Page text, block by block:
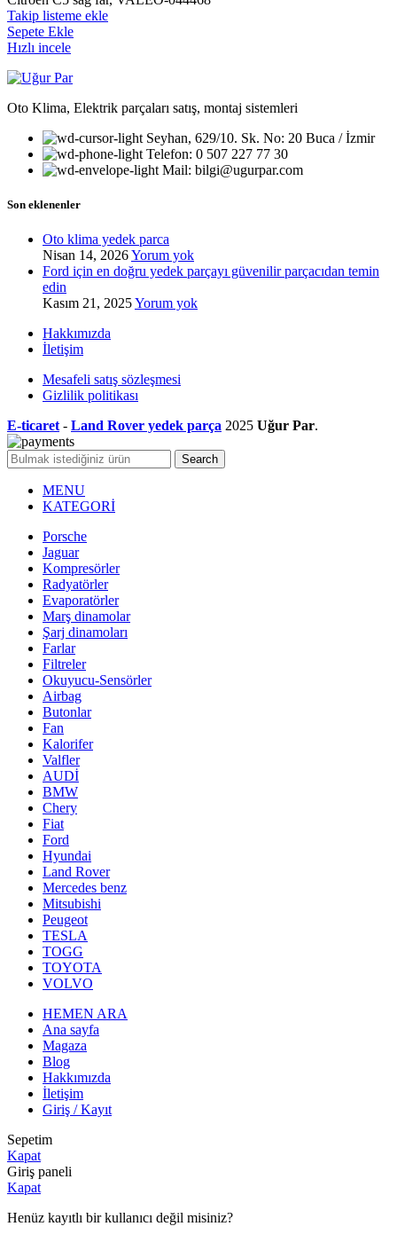
Takip listeme ekle
Sepete Ekle
Hızlı incele
Oto Klima, Elektrik parçaları satış, montaj sistemleri
Seyhan, 629/10. Sk. No: 20 Buca / İzmir
Telefon: 0 507 227 77 30
Mail: bilgi@ugurpar.com
Son eklenenler
Oto klima yedek parca
Nisan 14, 2026Yorum yok
Ford için en doğru yedek parçayı güvenilir parçacıdan temin
edin
Kasım 21, 2025Yorum yok
Hakkımızda
İletişim
Mesafeli satış sözleşmesi
Gizlilik politikası
E-ticaret - Land Rover yedek parça 2025 Uğur Par.
Search
MENU
KATEGORİ
Porsche
Jaguar
Kompresörler
Radyatörler
Evaporatörler
Marş dinamolar
Şarj dinamoları
Farlar
Filtreler
Okuyucu-Sensörler
Airbag
Butonlar
Fan
Kalorifer
Valfler
AUDİ
BMW
Chery
Fiat
Ford
Hyundai
Land Rover
Mercedes benz
Mitsubishi
Peugeot
TESLA
TOGG
TOYOTA
VOLVO
HEMEN ARA
Ana sayfa
Magaza
Blog
Hakkımızda
İletişim
Giriş / Kayıt
Sepetim
Kapat
Giriş paneli
Kapat
Henüz kayıtlı bir kullanıcı değil misiniz?